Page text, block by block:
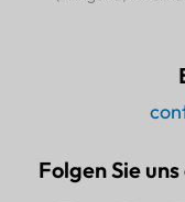
Folgen Sie